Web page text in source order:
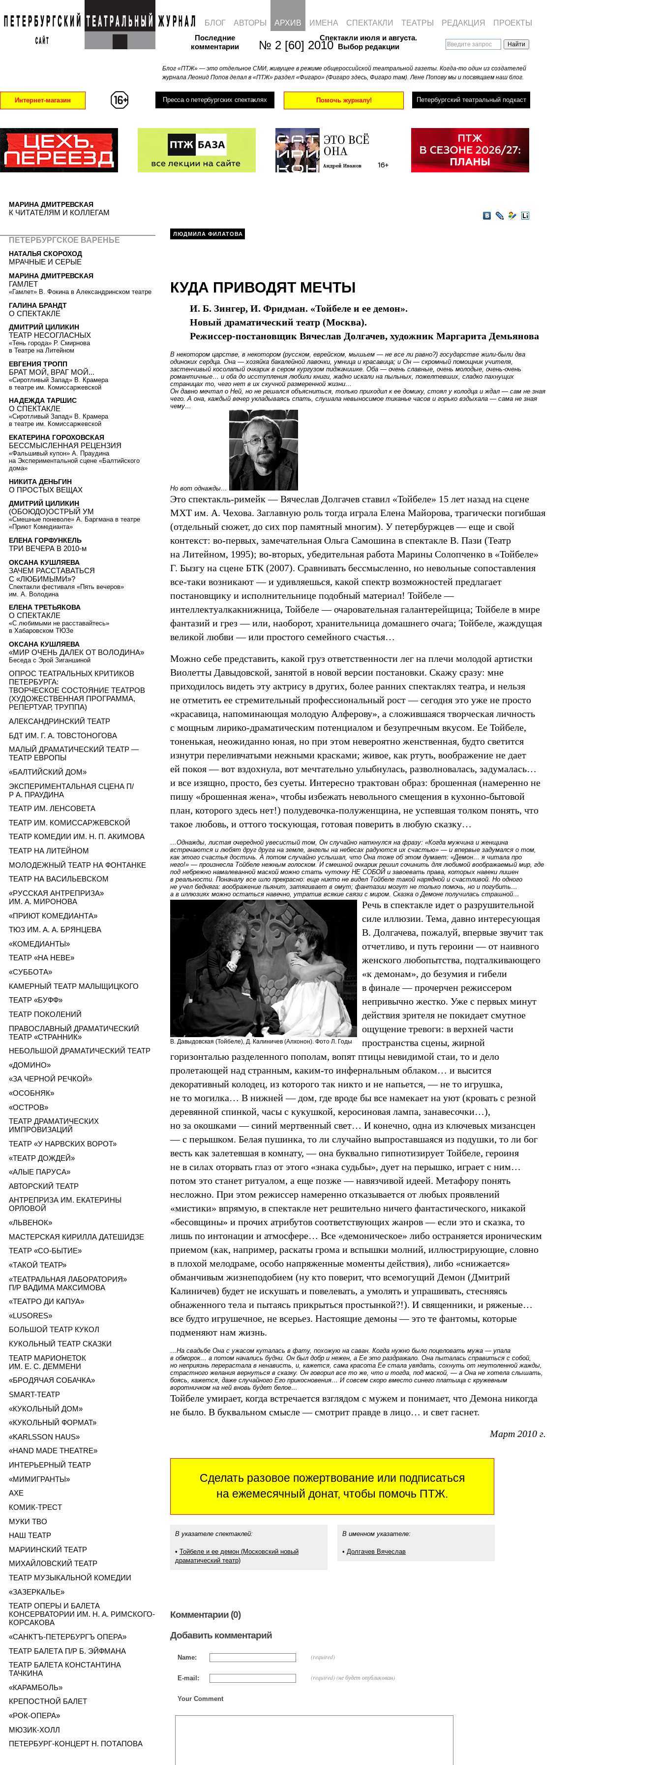
№ 2 [60] 2010
Последние
комментарии
Блог «ПТЖ» — это отдельное СМИ, живущее в режиме общероссийской театральной газеты. Когда-то один из создателей
журнала Леонид Попов делал в «ПТЖ» раздел «Фигаро» (Фигаро здесь, Фигаро там). Лене Попову мы и посвящаем наш блог.
Спектакли июля и августа.
Выбор редакции
Интернет-магазин Пресса о петербургских спектаклях Помочь журналу! Петербургский театральный подкаст
БЛОГ АВТОРЫ АРХИВ ИМЕНА СПЕКТАКЛИ ТЕАТРЫ РЕДАКЦИЯ ПРОЕКТЫ
VKontakte
LiveJournal
Мой
LiveInternet
ЛЮДМИЛА ФИЛАТОВА
КУДА ПРИВОДЯТ МЕЧТЫ
И. Б. Зингер, И. Фридман. «Тойбеле и ее демон».
Новый драматический театр (Москва).
Режиссер-постановщик Вячеслав Долгачев, художник Маргарита Демьянова
В некотором царстве, в некотором (русском, еврейском, мышьем — не все ли равно?) государстве жили-были два
одиноких сердца. Она — хозяйка бакалейной лавочки, умница и красавица; и Он — скромный помощник учителя,
застенчивый косолапый очкарик в сером кургузом пиджачишке. Оба — очень славные, очень молодые, очень-очень
романтичные… и оба до исступления любили книги, жадно искали на пыльных, пожелтевших, сладко пахнущих
страницах то, чего нет в их скучной размеренной жизни…
Он давно мечтал о Ней, но не решался объясниться, только приходил к ее домику, стоял у колодца и ждал — сам не зная
чего. А она, каждый вечер укладываясь спать, слушала невыносимое тиканье часов и горько вздыхала — сама не зная
чему…
Но вот однажды…
Это спектакль-римейк — Вячеслав Долгачев ставил «Тойбеле» 15 лет назад на сцене
МХТ им. А. Чехова. Заглавную роль тогда играла Елена Майорова, трагически погибшая
(отдельный сюжет, до сих пор памятный многим). У петербуржцев — еще и свой
контекст: во-первых, замечательная Ольга Самошина в спектакле В. Пази (Театр
на Литейном, 1995); во-вторых, убедительная работа Марины Солопченко в «Тойбеле»
Г. Бызгу на сцене БТК (2007). Сравнивать бессмысленно, но невольные сопоставления
все-таки возникают — и удивляешься, какой спектр возможностей предлагает
постановщику и исполнительнице подобный материал! Тойбеле —
интеллектуалкакнижница, Тойбеле — очаровательная галантерейщица; Тойбеле в мире
фантазий и грез — или, наоборот, хранительница домашнего очага; Тойбеле, жаждущая
великой любви — или простого семейного счастья…
Можно себе представить, какой груз ответственности лег на плечи молодой артистки
Виолетты Давыдовской, занятой в новой версии постановки. Скажу сразу: мне
приходилось видеть эту актрису в других, более ранних спектаклях театра, и нельзя
не отметить ее стремительный профессиональный рост — сегодня это уже не просто
«красавица, напоминающая молодую Алферову», а сложившаяся творческая личность
с мощным лирико-драматическим потенциалом и безупречным вкусом. Ее Тойбеле,
тоненькая, неожиданно юная, но при этом невероятно женственная, будто светится
изнутри переливчатыми нежными красками; живое, как ртуть, воображение не дает
ей покоя — вот вздохнула, вот мечтательно улыбнулась, разволновалась, задумалась…
и все изящно, просто, без суеты. Интересно трактован образ: брошенная (намеренно не
пишу «брошенная жена», чтобы избежать невольного смещения в кухонно-бытовой
план, которого здесь нет!) полудевочка-полуженщина, не успевшая толком понять, что
такое любовь, и оттого тоскующая, готовая поверить в любую сказку…
…Однажды, листая очередной увесистый том, Он случайно наткнулся на фразу: «Когда мужчина и женщина
встречаются и любят друг друга на земле, ангелы на небесах радуются их счастью» — и впервые задумался о том,
как этого счастья достичь. А потом случайно услышал, что Она тоже об этом думает: «Демон… я читала про
него!» — произнесла Тойбеле нежным голоском. И смешной очкарик решил сочинить для любимой воображаемый мир, где
под небрежно намалеванной маской можно стать чуточку НЕ СОБОЙ и завоевать права, которых навеки лишен
в реальности. Поначалу все шло прекрасно: еще никто не видел Тойбеле такой нарядной и счастливой. Но одного
не учел бедняга: воображение пьянит, затягивает в омут; фантазии могут не только помочь, но и погубить…
а в иллюзиях можно остаться навечно, утратив всякие связи с миром. Сказка о Демоне получилась страшной…
В. Давыдовская (Тойбеле), Д. Калиничев (Алхонон). Фото Л. Годы
Речь в спектакле идет о разрушительной
силе иллюзии. Тема, давно интересующая
В. Долгачева, пожалуй, впервые звучит так
отчетливо, и путь героини — от наивного
женского любопытства, подталкивающего
«к демонам», до безумия и гибели
в финале — прочерчен режиссером
непривычно жестко. Уже с первых минут
действия зрителя не покидает смутное
ощущение тревоги: в верхней части
пространства сцены, жирной
горизонталью разделенного пополам, вопят птицы невидимой стаи, то и дело
пролетающей над странным, каким-то инфернальным облаком… и высится
декоративный колодец, из которого так никто и не напьется, — не то игрушка,
не то могилка… В нижней — дом, где вроде бы все намекает на уют (кровать с резной
деревянной спинкой, часы с кукушкой, керосиновая лампа, занавесочки…),
но за окошками — синий мертвенный свет… И конечно, одна из ключевых мизансцен
— с перышком. Белая пушинка, то ли случайно выпроставшаяся из подушки, то ли бог
весть как залетевшая в комнату, — она буквально гипнотизирует Тойбеле, героиня
не в силах оторвать глаз от этого «знака судьбы», дует на перышко, играет с ним…
потом это станет ритуалом, а еще позже — навязчивой идеей. Метафору понять
несложно. При этом режиссер намеренно отказывается от любых проявлений
«мистики» впрямую, в спектакле нет решительно ничего фантастического, никакой
«бесовщины» и прочих атрибутов соответствующих жанров — если это и сказка, то
лишь по интонации и атмосфере… Все «демоническое» либо остраняется ироническим
приемом (как, например, раскаты грома и вспышки молний, иллюстрирующие, словно
в плохой мелодраме, особо напряженные моменты действия), либо «снижается»
обманчивым жизнеподобием (ну кто поверит, что всемогущий Демон (Дмитрий
Калиничев) будет не искушать и повелевать, а умолять и упрашивать, стесняясь
обнаженного тела и пытаясь прикрыться простынкой?!). И священники, и ряженые…
все будто игрушечное, не всерьез. Настоящие демоны — это те фантомы, которые
подменяют нам жизнь.
…На свадьбе Она с ужасом куталась в фату, похожую на саван. Когда нужно было поцеловать мужа — упала
в обморок… а потом начались будни. Он был добр и нежен, а Ее это раздражало. Она пыталась справиться с собой,
но неприязнь перерастала в ненависть, и, кажется, сама красота Ее стала увядать, сохнуть от неутоленной жажды,
страстного желания вернуться в сказку. Он говорил все то же, что и тогда, под маской, — а Она не хотела слышать,
боясь, кажется, даже случайного Его прикосновения… И совсем скоро вместо синего платьица с кружевным
воротничком на ней вновь будет белое…
Тойбеле умирает, когда встречается взглядом с мужем и понимает, что Демона никогда
не было. В буквальном смысле — смотрит правде в лицо… и свет гаснет.
Март 2010 г.
Сделать разовое пожертвование или подписаться
на ежемесячный донат, чтобы помочь ПТЖ.
В указателе спектаклей:
• Тойбеле и ее демон (Московский новый
драматический театр)
В именном указателе:
• Долгачев Вячеслав
Комментарии (0)
Добавить комментарий
Name: (required)
E-mail: (required) (не будет опубликован)
Your Comment
МАРИНА ДМИТРЕВСКАЯ
К ЧИТАТЕЛЯМ И КОЛЛЕГАМ
ПЕТЕРБУРГСКОЕ ВАРЕНЬЕ
НАТАЛЬЯ СКОРОХОД
МРАЧНЫЕ И СЕРЫЕ
МАРИНА ДМИТРЕВСКАЯ
ГАМЛЕТ
«Гамлет» В. Фокина в Александринском театре
ГАЛИНА БРАНДТ
О СПЕКТАКЛЕ
ДМИТРИЙ ЦИЛИКИН
ТЕАТР НЕСОГЛАСНЫХ
«Тень города» Р. Смирнова
в Театре на Литейном
ЕВГЕНИЯ ТРОПП
БРАТ МОЙ, ВРАГ МОЙ...
«Сиротливый Запад» В. Крамера
в театре им. Комиссаржевской
НАДЕЖДА ТАРШИС
О СПЕКТАКЛЕ
«Сиротливый Запад» В. Крамера
в театре им. Комиссаржевской
ЕКАТЕРИНА ГОРОХОВСКАЯ
БЕССМЫСЛЕННАЯ РЕЦЕНЗИЯ
«Фальшивый купон» А. Праудина
на Экспериментальной сцене «Балтийского
дома»
НИКИТА ДЕНЬГИН
О ПРОСТЫХ ВЕЩАХ
ДМИТРИЙ ЦИЛИКИН
(ОБОЮДО)ОСТРЫЙ УМ
«Смешные поневоле» А. Баргмана в театре
«Приют Комедианта»
ЕЛЕНА ГОРФУНКЕЛЬ
ТРИ ВЕЧЕРА В 2010-м
ОКСАНА КУШЛЯЕВА
ЗАЧЕМ РАССТАВАТЬСЯ
С «ЛЮБИМЫМИ»?
Спектакли фестиваля «Пять вечеров»
им. А. Володина
ЕЛЕНА ТРЕТЬЯКОВА
О СПЕКТАКЛЕ
«С любимыми не расставайтесь»
в Хабаровском ТЮЗе
ОКСАНА КУШЛЯЕВА
«МИР ОЧЕНЬ ДАЛЕК ОТ ВОЛОДИНА»
Беседа с Эрой Зиганшиной
ОПРОС ТЕАТРАЛЬНЫХ КРИТИКОВ
ПЕТЕРБУРГА:
ТВОРЧЕСКОЕ СОСТОЯНИЕ ТЕАТРОВ
(ХУДОЖЕСТВЕННАЯ ПРОГРАММА,
РЕПЕРТУАР, ТРУППА)
АЛЕКСАНДРИНСКИЙ ТЕАТР
БДТ ИМ. Г. А. ТОВСТОНОГОВА
МАЛЫЙ ДРАМАТИЧЕСКИЙ ТЕАТР —
ТЕАТР ЕВРОПЫ
«БАЛТИЙСКИЙ ДОМ»
ЭКСПЕРИМЕНТАЛЬНАЯ СЦЕНА П/
Р А. ПРАУДИНА
ТЕАТР ИМ. ЛЕНСОВЕТА
ТЕАТР ИМ. КОМИССАРЖЕВСКОЙ
ТЕАТР КОМЕДИИ ИМ. Н. П. АКИМОВА
ТЕАТР НА ЛИТЕЙНОМ
МОЛОДЕЖНЫЙ ТЕАТР НА ФОНТАНКЕ
ТЕАТР НА ВАСИЛЬЕВСКОМ
«РУССКАЯ АНТРЕПРИЗА»
ИМ. А. МИРОНОВА
«ПРИЮТ КОМЕДИАНТА»
ТЮЗ ИМ. А. А. БРЯНЦЕВА
«КОМЕДИАНТЫ»
ТЕАТР «НА НЕВЕ»
«СУББОТА»
КАМЕРНЫЙ ТЕАТР МАЛЫЩИЦКОГО
ТЕАТР «БУФФ»
ТЕАТР ПОКОЛЕНИЙ
ПРАВОСЛАВНЫЙ ДРАМАТИЧЕСКИЙ
ТЕАТР «СТРАННИК»
НЕБОЛЬШОЙ ДРАМАТИЧЕСКИЙ ТЕАТР
«ДОМИНО»
«ЗА ЧЕРНОЙ РЕЧКОЙ»
«ОСОБНЯК»
«ОСТРОВ»
ТЕАТР ДРАМАТИЧЕСКИХ
ИМПРОВИЗАЦИЙ
ТЕАТР «У НАРВСКИХ ВОРОТ»
«ТЕАТР ДОЖДЕЙ»
«АЛЫЕ ПАРУСА»
АВТОРСКИЙ ТЕАТР
АНТРЕПРИЗА ИМ. ЕКАТЕРИНЫ
ОРЛОВОЙ
«ЛЬВЕНОК»
МАСТЕРСКАЯ КИРИЛЛА ДАТЕШИДЗЕ
ТЕАТР «СО-БЫТИЕ»
«ТАКОЙ ТЕАТР»
«ТЕАТРАЛЬНАЯ ЛАБОРАТОРИЯ»
П/Р ВАДИМА МАКСИМОВА
«ТЕАТРО ДИ КАПУА»
«LUSORES»
БОЛЬШОЙ ТЕАТР КУКОЛ
КУКОЛЬНЫЙ ТЕАТР СКАЗКИ
ТЕАТР МАРИОНЕТОК
ИМ. Е. С. ДЕММЕНИ
«БРОДЯЧАЯ СОБАЧКА»
SMART-ТЕАТР
«КУКОЛЬНЫЙ ДОМ»
«КУКОЛЬНЫЙ ФОРМАТ»
«KARLSSON HAUS»
«HAND MADE THEATRE»
ИНТЕРЬЕРНЫЙ ТЕАТР
«МИМИГРАНТЫ»
AXE
КОМИК-ТРЕСТ
МУКИ ТВО
НАШ ТЕАТР
МАРИИНСКИЙ ТЕАТР
МИХАЙЛОВСКИЙ ТЕАТР
ТЕАТР МУЗЫКАЛЬНОЙ КОМЕДИИ
«ЗАЗЕРКАЛЬЕ»
ТЕАТР ОПЕРЫ И БАЛЕТА
КОНСЕРВАТОРИИ ИМ. Н. А. РИМСКОГО-
КОРСАКОВА
«САНКТЪ-ПЕТЕРБУРГЪ ОПЕРА»
ТЕАТР БАЛЕТА П/Р Б. ЭЙФМАНА
ТЕАТР БАЛЕТА КОНСТАНТИНА
ТАЧКИНА
«КАРАМБОЛЬ»
КРЕПОСТНОЙ БАЛЕТ
«РОК-ОПЕРА»
МЮЗИК-ХОЛЛ
ПЕТЕРБУРГ-КОНЦЕРТ Н. ПОТАПОВА